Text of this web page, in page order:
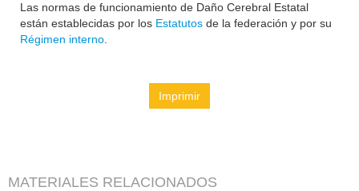
Las normas de funcionamiento de Daño Cerebral Estatal
están establecidas por los Estatutos de la federación y por su
Régimen interno
Imprimir
MATERIALES RELACIONADOS